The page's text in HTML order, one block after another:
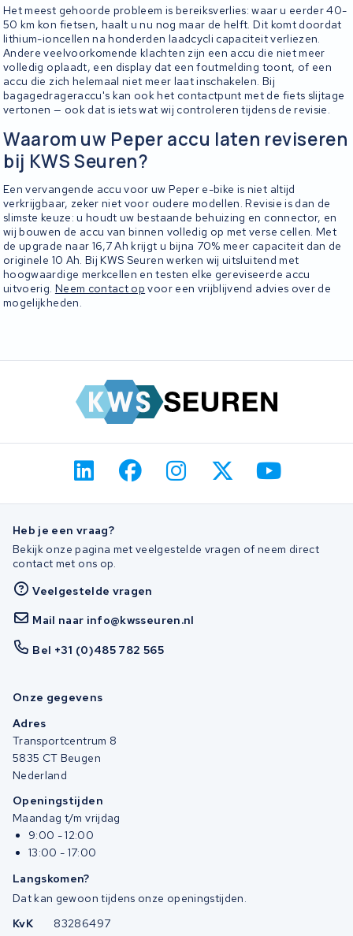
Het meest gehoorde probleem is bereiksverlies: waar u eerder 40-
50 km kon fietsen, haalt u nu nog maar de helft. Dit komt doordat
lithium-ioncellen na honderden laadcycli capaciteit verliezen.
Andere veelvoorkomende klachten zijn een accu die niet meer
volledig oplaadt, een display dat een foutmelding toont, of een
accu die zich helemaal niet meer laat inschakelen. Bij
bagagedrageraccu's kan ook het contactpunt met de fiets slijtage
vertonen — ook dat is iets wat wij controleren tijdens de revisie.
Waarom uw Peper accu laten reviseren
bij KWS Seuren?
Een vervangende accu voor uw Peper e-bike is niet altijd
verkrijgbaar, zeker niet voor oudere modellen. Revisie is dan de
slimste keuze: u houdt uw bestaande behuizing en connector, en
wij bouwen de accu van binnen volledig op met verse cellen. Met
de upgrade naar 16,7 Ah krijgt u bijna 70% meer capaciteit dan de
originele 10 Ah. Bij KWS Seuren werken wij uitsluitend met
hoogwaardige merkcellen en testen elke gereviseerde accu
uitvoerig. Neem contact op voor een vrijblijvend advies over de
mogelijkheden.
Heb je een vraag?
Bekijk onze pagina met veelgestelde vragen of neem direct
contact met ons op.
Veelgestelde vragen
Mail naar info@kwsseuren.nl
Bel +31 (0)485 782 565
Onze gegevens
Adres
Transportcentrum 8
5835 CT Beugen
Nederland
Openingstijden
Maandag t/m vrijdag
9:00 - 12:00
13:00 - 17:00
Langskomen?
Dat kan gewoon tijdens onze openingstijden.
KvK
83286497